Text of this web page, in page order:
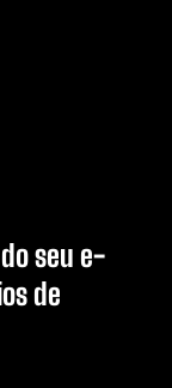
seu e-
de